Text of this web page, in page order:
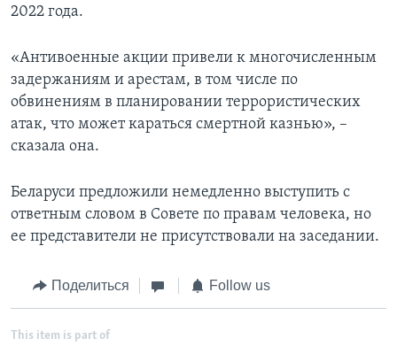
2022 года.
«Антивоенные акции привели к многочисленным
задержаниям и арестам, в том числе по
обвинениям в планировании террористических
атак, что может караться смертной казнью», –
сказала она.
Беларуси предложили немедленно выступить с
ответным словом в Совете по правам человека, но
ее представители не присутствовали на заседании.
Поделиться Follow us
This item is part of